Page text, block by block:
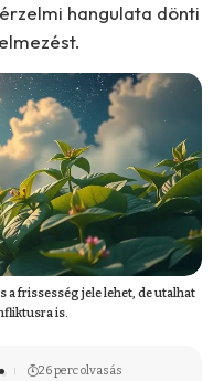
hangulata dönti
a frissesség jele lehet, de utalhat
is.
26 perc olvasás